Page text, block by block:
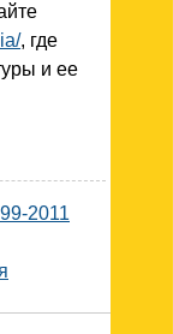
, где
и ее
2011